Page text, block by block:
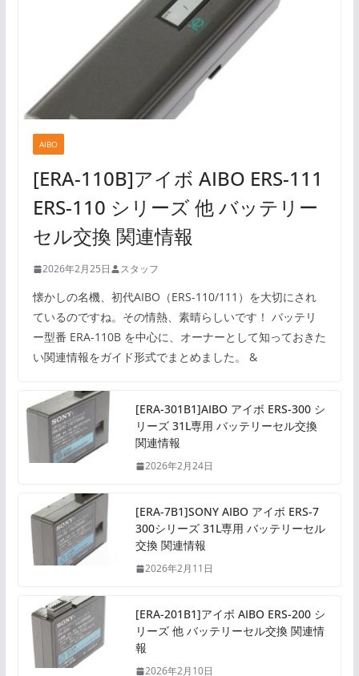
AIBO
[ERA-110B]アイボ AIBO ERS-111
ERS-110 シリーズ 他 バッテリー
セル交換 関連情報
2026年2月25日 スタッフ
懐かしの名機、初代AIBO（ERS-110/111）を大切にされ
ているのですね。その情熱、素晴らしいです！ バッテリ
ー型番 ERA-110B を中心に、オーナーとして知っておきた
い関連情報をガイド形式でまとめました。 &
[ERA-301B1]AIBO アイボ ERS-300 シ
リーズ 31L専用 バッテリーセル交換
関連情報
2026年2月24日
[ERA-7B1]SONY AIBO アイボ ERS-7
300シリーズ 31L専用 バッテリーセル
交換 関連情報
2026年2月11日
[ERA-201B1]アイボ AIBO ERS-200 シ
リーズ 他 バッテリーセル交換 関連情
報
2026年2月10日